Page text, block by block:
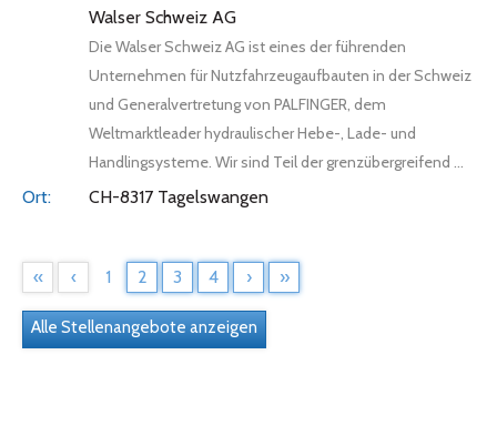
Walser Schweiz AG
Die Walser Schweiz AG ist eines der führenden
Unternehmen für Nutzfahrzeugaufbauten in der Schweiz
und Generalvertretung von PALFINGER, dem
Weltmarktleader hydraulischer Hebe-, Lade- und
Handlingsysteme. Wir sind Teil der grenzübergreifend ...
CH-8317 Tagelswangen
« ‹ 1 2 3 4 › »
Alle Stellenangebote anzeigen